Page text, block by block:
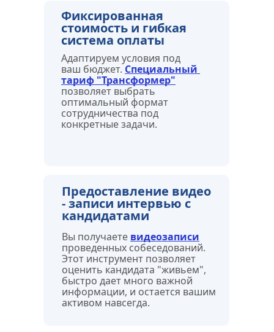
Фиксированная
стоимость и гибкая
система оплаты
Адаптируем условия под
ваш бюджет. Специальный
тариф "Трансформер"
позволяет выбрать
оптимальный формат
сотрудничества под
конкретные задачи.
Предоставление видео
- записи интервью с
кандидатами
Вы получаете видеозаписи
проведенных собеседований.
Этот инструмент позволяет
оценить кандидата "живьем",
быстро дает много важной
информации, и остается вашим
активом навсегда.